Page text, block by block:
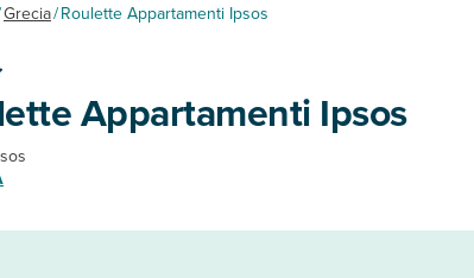
Grecia/Roulette Appartamenti Ipsos
Appartamenti Ipsos